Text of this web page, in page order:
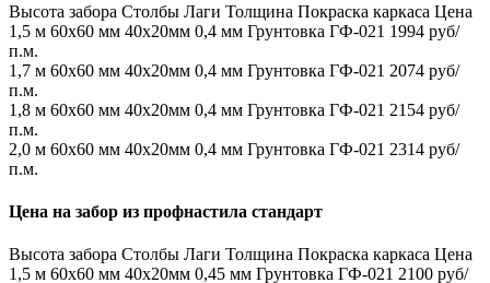
Высота забора Столбы Лаги Толщина Покраска каркаса Цена
1,5 м 60х60 мм 40х20мм 0,4 мм Грунтовка ГФ-021 1994 руб/
п.м.
1,7 м 60х60 мм 40х20мм 0,4 мм Грунтовка ГФ-021 2074 руб/
п.м.
1,8 м 60х60 мм 40х20мм 0,4 мм Грунтовка ГФ-021 2154 руб/
п.м.
2,0 м 60х60 мм 40х20мм 0,4 мм Грунтовка ГФ-021 2314 руб/
п.м.
Цена на забор из профнастила стандарт
Высота забора Столбы Лаги Толщина Покраска каркаса Цена
1,5 м 60х60 мм 40х20мм 0,45 мм Грунтовка ГФ-021 2100 руб/